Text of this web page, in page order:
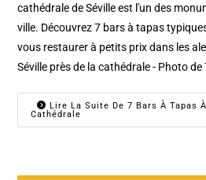
cathédrale de Séville est l'un des
ville. Découvrez 7 bars à tapas
vous restaurer à petits prix dans les
Séville près de la cathédrale - Photo
Lire La Suite De 7 Bars À Tapas
Cathédrale